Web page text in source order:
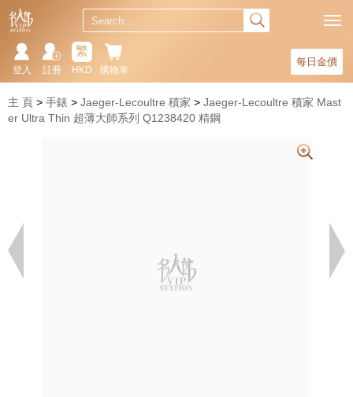
每日金價
購物車
繁
HKD
註冊
登入
主 頁 手錶 Jaeger-Lecoultre 積家
Jaeger-Lecoultre 積家 Mast
er Ultra Thin 超薄大師系列 Q1238420 精鋼